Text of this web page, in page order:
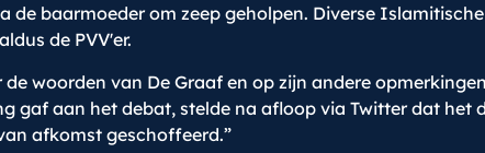
de baarmoeder om zeep geholpen. Diverse
de PVV'er.
woorden van De Graaf en op zijn andere
gaf aan het debat, stelde na afloop via Twitter dat het
afkomst geschoffeerd.”